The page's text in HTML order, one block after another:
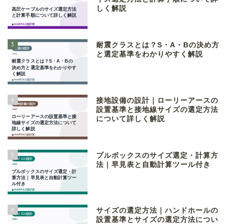
しく解説
3
耐震クラスとは？S・A・Bの決め方
と選定基準をわかりやすく解説
4
接地設備の設計｜ローリーアースの
設置基準と接地線サイズの選定方法
について詳しく解説
5
プルボックスのサイズ選定・計算方
法｜早見表と自動計算ツール付き
6
サイズの選定方法｜ハンドホールの
設置基準とサイズの選定方法につい